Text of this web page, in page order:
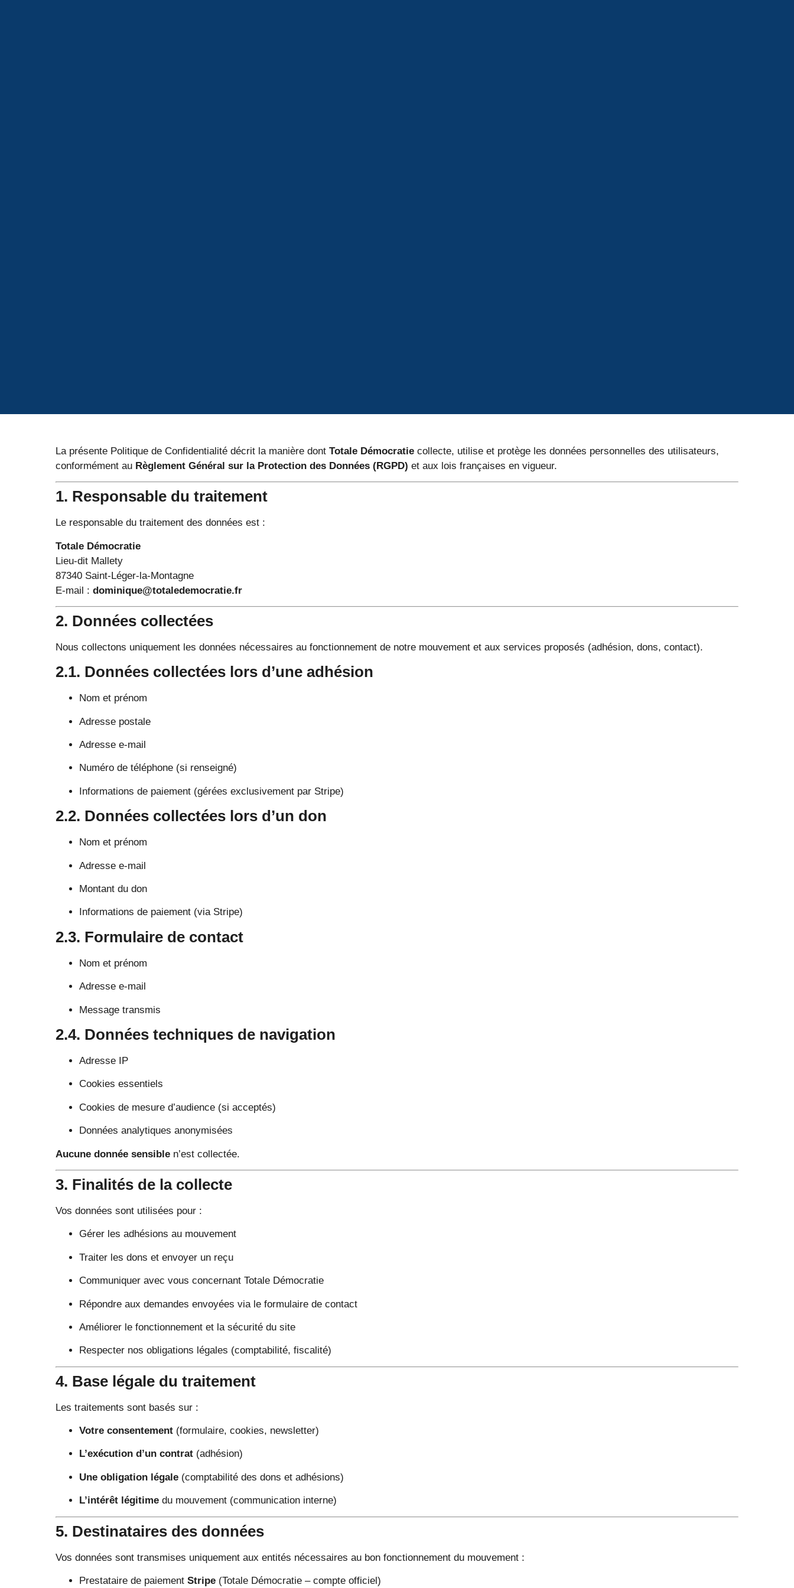
La présente Politique de Confidentialité décrit la manière dontTotale Démocratie collecte, utilise et protège les données personnelles des utilisateurs,
conformément au Règlement Général sur la Protection des Données (RGPD) et aux lois françaises en vigueur.
1. Responsable du traitement
Le responsable du traitement des données est :
Totale Démocratie
Lieu-dit Mallety
87340 Saint-Léger-la-Montagne
E-mail :dominique@totaledemocratie.fr
2. Données collectées
Nous collectons uniquement les données nécessaires au fonctionnement de notre mouvement et aux services proposés (adhésion, dons, contact).
2.1. Données collectées lors d’une adhésion
Nom et prénom
Adresse postale
Adresse e-mail
Numéro de téléphone (si renseigné)
Informations de paiement (gérées exclusivement par Stripe)
2.2. Données collectées lors d’un don
Nom et prénom
Adresse e-mail
Montant du don
Informations de paiement (via Stripe)
2.3. Formulaire de contact
Nom et prénom
Adresse e-mail
Message transmis
2.4. Données techniques de navigation
Adresse IP
Cookies essentiels
Cookies de mesure d’audience (si acceptés)
Données analytiques anonymisées
Aucune donnée sensible n’est collectée.
3. Finalités de la collecte
Vos données sont utilisées pour :
Gérer les adhésions au mouvement
Traiter les dons et envoyer un reçu
Communiquer avec vous concernant Totale Démocratie
Répondre aux demandes envoyées via le formulaire de contact
Améliorer le fonctionnement et la sécurité du site
Respecter nos obligations légales (comptabilité, fiscalité)
4. Base légale du traitement
Les traitements sont basés sur :
Votre consentement (formulaire, cookies, newsletter)
L’exécution d’un contrat (adhésion)
Une obligation légale (comptabilité des dons et adhésions)
L’intérêt légitime du mouvement (communication interne)
5. Destinataires des données
Vos données sont transmises uniquement aux entités nécessaires au bon fonctionnement du mouvement :
Prestataire de paiementStripe (Totale Démocratie – compte officiel)